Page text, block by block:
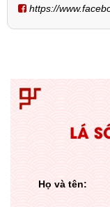
https://
LÁ
Họ và tên: